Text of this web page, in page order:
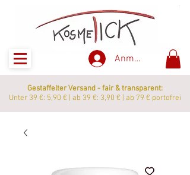
Anmelden
Gestaffelter Versand - fair & transparent:
Unter 39 €: 5,90 € | ab 39 €: 3,90 € | ab 79 € portofrei